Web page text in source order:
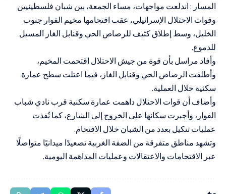
المسار : اندلعت مواجهات، مساء الجمعة، بين شبان فلسطينيين
وقوات الاحتلال الإسرائيلي، عقب اقتحامها مخيم الفوار جنوب
الخليل، وسط إطلاق كثيف للرصاص الحي وقنابل الغاز المسيل
للدموع.
وأفاد مراسل بأن قوة من جيش الاحتلال اقتحمت المخيم،
وأطلقت الرصاص الحي وقنابل الغاز، فيما اعتلت سطح عمارة
سكنية خلال العملية.
وأضاف أن قوات الاحتلال داهمت عمارة سكنية قرب نادي شباب
الفوار، وأجبرت سكانها على الخروج إلى الشارع، كما نُفذت
عمليات تنكيل بعدد من الشبان خلال الاقتحام.
وتشهد مناطق متفرقة من الضفة الغربية تصعيدًا ميدانيًا متواصلًا
عبر الاقتحامات والاعتقالات وعمليات المداهمة اليومية.